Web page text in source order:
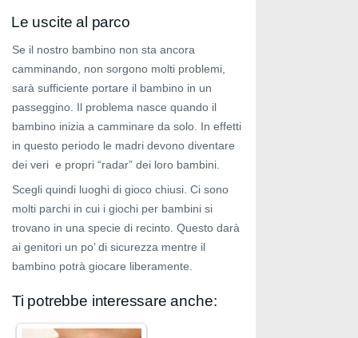
Le uscite al parco
Se il nostro bambino non sta ancora
camminando, non sorgono molti problemi,
sarà sufficiente portare il bambino in un
passeggino. Il problema nasce quando il
bambino inizia a camminare da solo. In effetti
in questo periodo le madri devono diventare
dei veri e propri “radar” dei loro bambini.
Scegli quindi luoghi di gioco chiusi. Ci sono
molti parchi in cui i giochi per bambini si
trovano in una specie di recinto. Questo darà
ai genitori un po’ di sicurezza mentre il
bambino potrà giocare liberamente.
Ti potrebbe interessare anche: